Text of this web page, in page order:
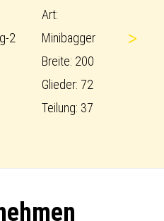
2
Art:
Minibagger
Breite: 200
Glieder: 72
Teilung: 37
>